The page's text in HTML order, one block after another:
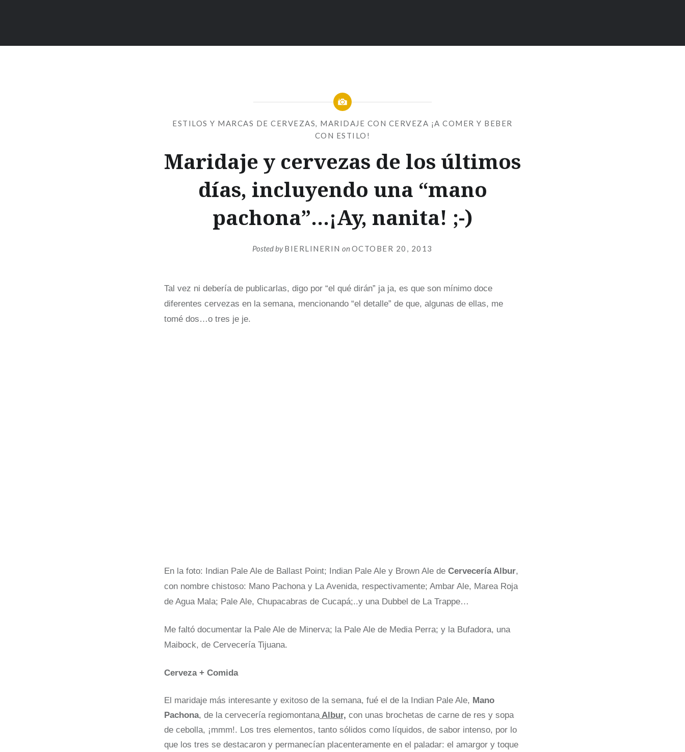
ESTILOS Y MARCAS DE CERVEZAS
MARIDAJE CON CERVEZA ¡A COMER Y BEBER
CON ESTILO!
Maridaje y cervezas de los últimos
días, incluyendo una “mano
pachona”…¡Ay, nanita! ;-)
Posted byBIERLINERIN on OCTOBER 20, 2013
Tal vez ni debería de publicarlas, digo por “el qué dirán” ja ja, es que son mínimo doce
diferentes cervezas en la semana, mencionando “el detalle” de que, algunas de ellas, me
tomé dos…o tres je je.
En la foto: Indian Pale Ale de Ballast Point; Indian Pale Ale y Brown Ale de Cervecería Albur,
con nombre chistoso: Mano Pachona y La Avenida, respectivamente; Ambar Ale, Marea Roja
de Agua Mala; Pale Ale, Chupacabras de Cucapá;..y una Dubbel de La Trappe…
Me faltó documentar la Pale Ale de Minerva; la Pale Ale de Media Perra; y la Bufadora, una
Maibock, de Cervecería Tijuana.
Cerveza + Comida
El maridaje más interesante y exitoso de la semana, fué el de la Indian Pale Ale, Mano
Pachona, de la cervecería regiomontanaAlbur, con unas brochetas de carne de res y sopa
de cebolla, ¡mmm!. Los tres elementos, tanto sólidos como líquidos, de sabor intenso, por lo
que los tres se destacaron y permanecían placenteramente en el paladar: el amargor y toque